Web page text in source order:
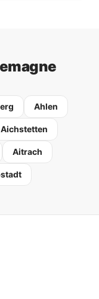
Ahlen
Aichstetten
Aitrach